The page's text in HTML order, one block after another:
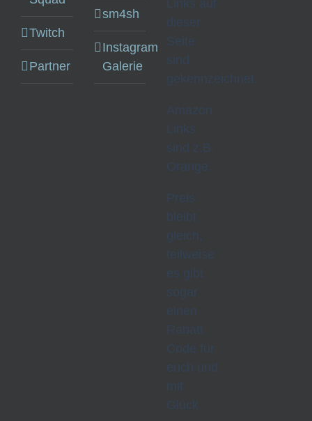
Twitch
Partner
sm4sh
Instagram
Galerie
Links auf
dieser
Seite
sind
gekennzeichnet.
Amazon
Links
sind z.B.
Orange.
Preis
bleibt
gleich,
teilweise
es gibt
sogar
einen
Rabatt
Code für
euch und
mit
Glück